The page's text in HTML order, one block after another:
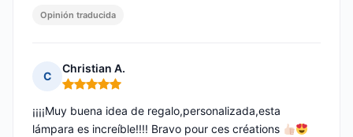
Opinión traducida
C
Christian A.
Nota: 5 de 5
¡¡¡¡Muy buena idea de regalo,personalizada,esta
lámpara es increíble!!!! Bravo pour ces créations